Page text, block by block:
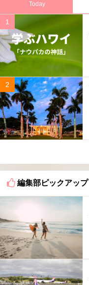
Today
編集部ピックアップ